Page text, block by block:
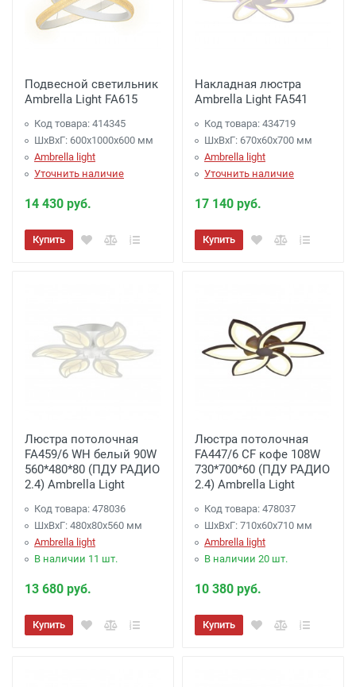
Подвесной светильник
Ambrella Light FA615
Код товара: 414345
ШхВхГ: 600x1000x600 мм
Ambrella light
Уточнить наличие
14 430 руб.
Купить
Накладная люстра
Ambrella Light FA541
Код товара: 434719
ШхВхГ: 670x60x700 мм
Ambrella light
Уточнить наличие
17 140 руб.
Купить
Люстра потолочная
FA459/6 WH белый 90W
560*480*80 (ПДУ РАДИО
2.4) Ambrella Light
Код товара: 478036
ШхВхГ: 480x80x560 мм
Ambrella light
В наличии 11 шт.
13 680 руб.
Купить
Люстра потолочная
FA447/6 CF кофе 108W
730*700*60 (ПДУ РАДИО
2.4) Ambrella Light
Код товара: 478037
ШхВхГ: 710x60x710 мм
Ambrella light
В наличии 20 шт.
10 380 руб.
Купить